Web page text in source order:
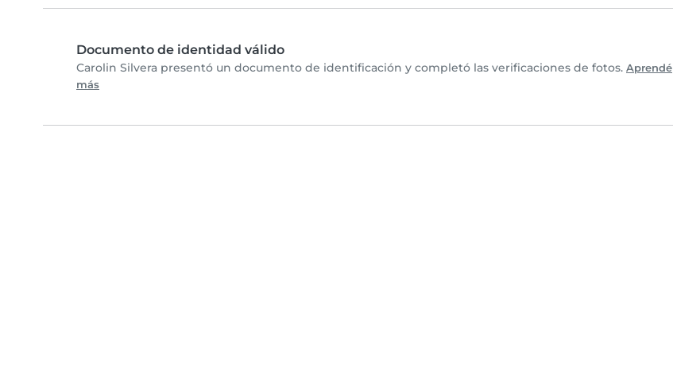
Documento de identidad válido
Carolin Silvera presentó un documento de identificación y completó las verificaciones de fotos. Aprendé
más